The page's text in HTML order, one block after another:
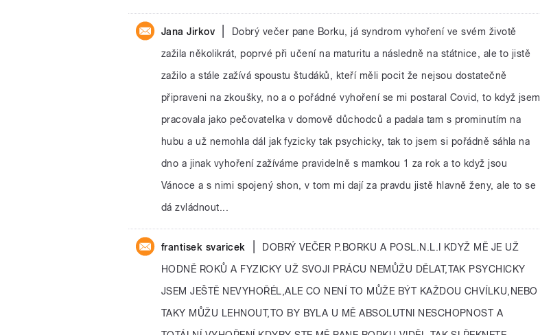
Jana Jirkov
Dobrý večer pane Borku, já syndrom vyhoření ve svém životě
zažila několikrát, poprvé při učení na maturitu a následně na státnice, ale to jistě
zažilo a stále zažívá spoustu študáků, kteří měli pocit že nejsou dostatečně
připraveni na zkoušky, no a o pořádné vyhoření se mi postaral Covid, to když jsem
pracovala jako pečovatelka v domově důchodců a padala tam s prominutím na
hubu a už nemohla dál jak fyzicky tak psychicky, tak to jsem si pořádně sáhla na
dno a jinak vyhoření zažíváme pravidelně s mamkou 1 za rok a to když jsou
Vánoce a s nimi spojený shon, v tom mi dají za pravdu jistě hlavně ženy, ale to se
dá zvládnout...
frantisek svaricek
DOBRÝ VEČER P.BORKU A POSL.N.L.I KDYŽ MĚ JE UŽ
HODNĚ ROKŮ A FYZICKY UŽ SVOJI PRÁCU NEMŮŽU DĚLAT,TAK PSYCHICKY
JSEM JEŠTĚ NEVYHOŘÉL,ALE CO NENÍ TO MŮŽE BÝT KAŽDOU CHVÍLKU,NEBO
TAKY MŮŽU LEHNOUT,TO BY BYLA U MĚ ABSOLUTNI NESCHOPNOST A